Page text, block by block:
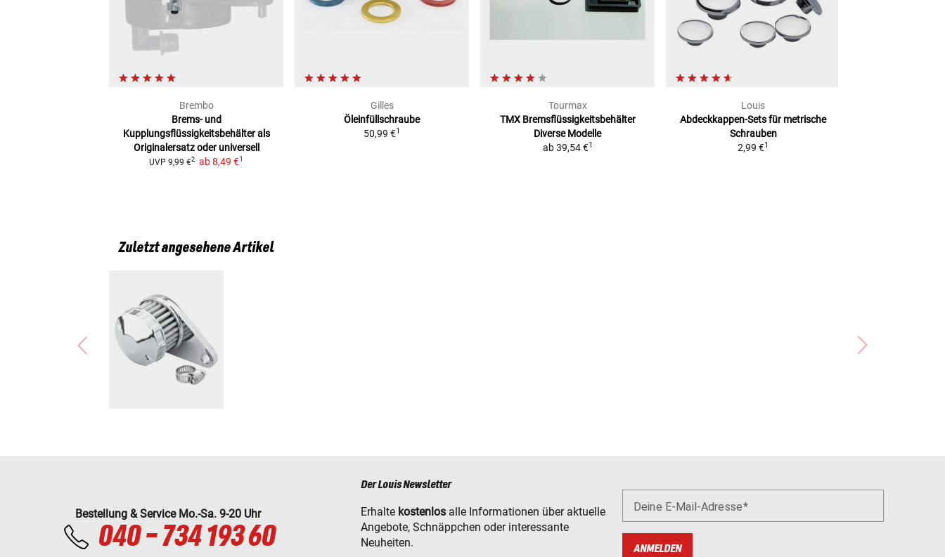
Brembo
Brems- und
Kupplungsflüssigkeitsbehälter als
Originalersatz oder universell
UVP 9,99 €2 ab8,49 €1
Gilles
Öleinfüllschraube
50,99 €1
Tourmax
TMX Bremsflüssigkeitsbehälter
Diverse Modelle
ab 39,54 €1
Louis
Abdeckkappen-Setsfür metrische
Schrauben
2,99 €1
Zuletzt angesehene Artikel
Bestellung & Service Mo.-Sa. 9-20 Uhr
040 - 734 193 60
Der Louis Newsletter
Erhalte kostenlos alle Informationen über aktuelle
Angebote, Schnäppchen oder interessante
Neuheiten.
Deine E-Mail-Adresse
ANMELDEN